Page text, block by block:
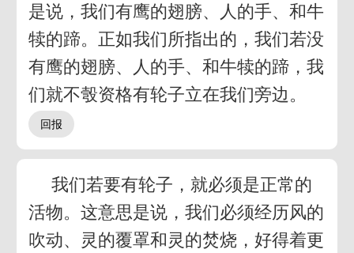
是说，我们有鹰的翅膀、人的手、和牛
犊的蹄。正如我们所指出的，我们若没
有鹰的翅膀、人的手、和牛犊的蹄，我
们就不彀资格有轮子立在我们旁边。
我们若要有轮子，就必须是正常的
活物。这意思是说，我们必须经历风的
吹动、灵的覆罩和灵的焚烧，好得着更